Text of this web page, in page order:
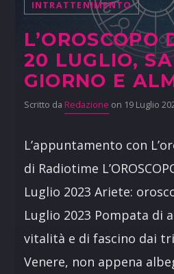
INTRATTENIMENTO
L’OROSCOPO
20 LUGLIO,
GIORNO E
Scritto da Redazione on 19 Luglio
L’appuntamento con
di Radiotime
Luglio 2023 Ariete:
Luglio 2023 Pompata di
vitalità e di fascino dai
Venere, non appena